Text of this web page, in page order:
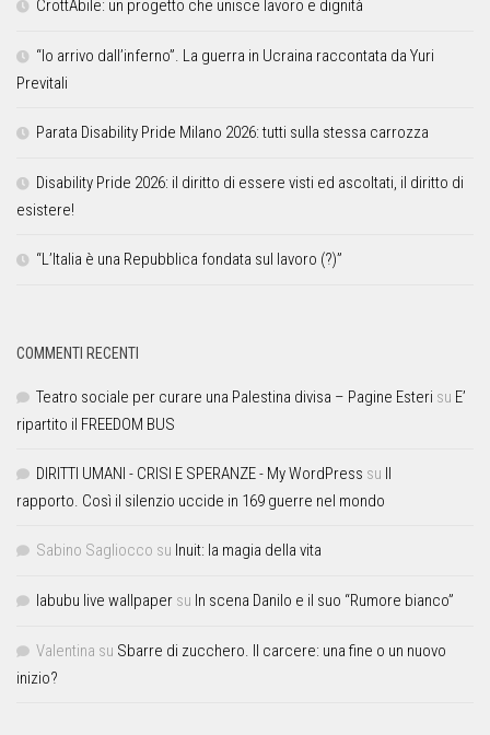
CrottAbile: un progetto che unisce lavoro e dignità
“Io arrivo dall’inferno”. La guerra in Ucraina raccontata da Yuri
Previtali
Parata Disability Pride Milano 2026: tutti sulla stessa carrozza
Disability Pride 2026: il diritto di essere visti ed ascoltati, il diritto di
esistere!
“L’Italia è una Repubblica fondata sul lavoro (?)”
COMMENTI RECENTI
Teatro sociale per curare una Palestina divisa – Pagine Esteri su E’
ripartito il FREEDOM BUS
DIRITTI UMANI - CRISI E SPERANZE - My WordPress su Il
rapporto. Così il silenzio uccide in 169 guerre nel mondo
Sabino Sagliocco su Inuit: la magia della vita
labubu live wallpaper su In scena Danilo e il suo “Rumore bianco”
Valentina su Sbarre di zucchero. Il carcere: una fine o un nuovo
inizio?